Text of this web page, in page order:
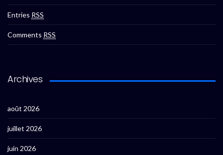
Entries RSS
Comments RSS
Archives
août 2026
juillet 2026
juin 2026